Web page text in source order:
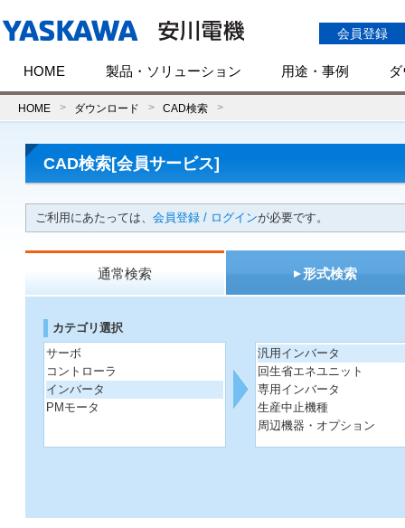
会員登録
HOME 製品・ソリューション 用途・事例
HOME ダウンロード CAD検索
CAD検索[会員サービス]
ご利用にあたっては、 会員登録 / ログインが必要です。
通常検索 形式検索
カテゴリ選択
サーボ
コントローラ
インバータ
PMモータ
汎用インバータ
回生省エネユニット
専用インバータ
生産中止機種
周辺機器・オプション